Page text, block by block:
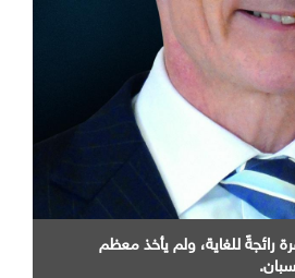
رائجةً للغاية، ولم يأخذ معظم